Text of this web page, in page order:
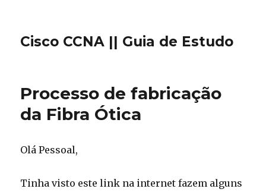
Cisco CCNA || Guia de Estudo
Processo de fabricação
da Fibra Ótica
Olá Pessoal,
Tinha visto este link na internet fazem alguns